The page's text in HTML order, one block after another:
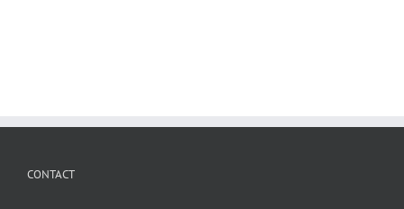
CONTACT